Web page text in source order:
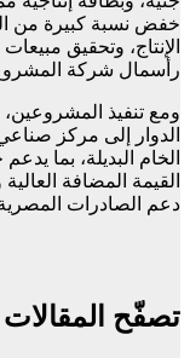
رأسمال شركة المشروع 400 مليون
ومع تنفيذ
الدوار إلى مركز
الخام البديلة، بما
القيمة المضافة
دعم الصادرات
تصفّح المقالات